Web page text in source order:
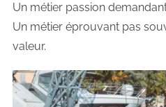
Un métier passion
Un métier éprouvant pas
valeur.